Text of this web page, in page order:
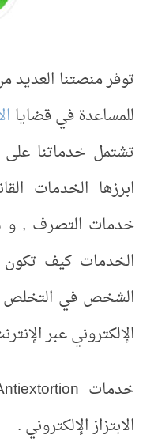
توفر منصتنا العديد
للمساعدة في قضايا
تشتمل خدماتنا
ابرزها الخدمات
خدمات التصرف , و
الخدمات كيف
الشخص في التخلص
الإلكتروني عبر
الابتزاز الإلكتروني .